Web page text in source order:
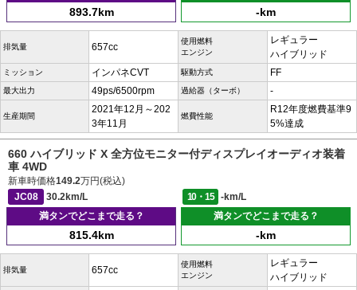
893.7km -km
排気量 657cc
使用燃料
エンジン
レギュラー
ハイブリッド
ミッション インパネCVT 駆動方式 FF
最大出力 49ps/6500rpm 過給器（ターボ） -
生産期間
2021年12月～202
3年11月
燃費性能
R12年度燃費基準9
5%達成
660 ハイブリッド X 全方位モニター付ディスプレイオーディオ装着
車 4WD
新車時価格149.2万円(税込)
JC08
30.2km/L 10・15
-km/L
満タンでどこまで走る？
815.4km
満タンでどこまで走る？
-km
排気量 657cc
使用燃料
エンジン
レギュラー
ハイブリッド